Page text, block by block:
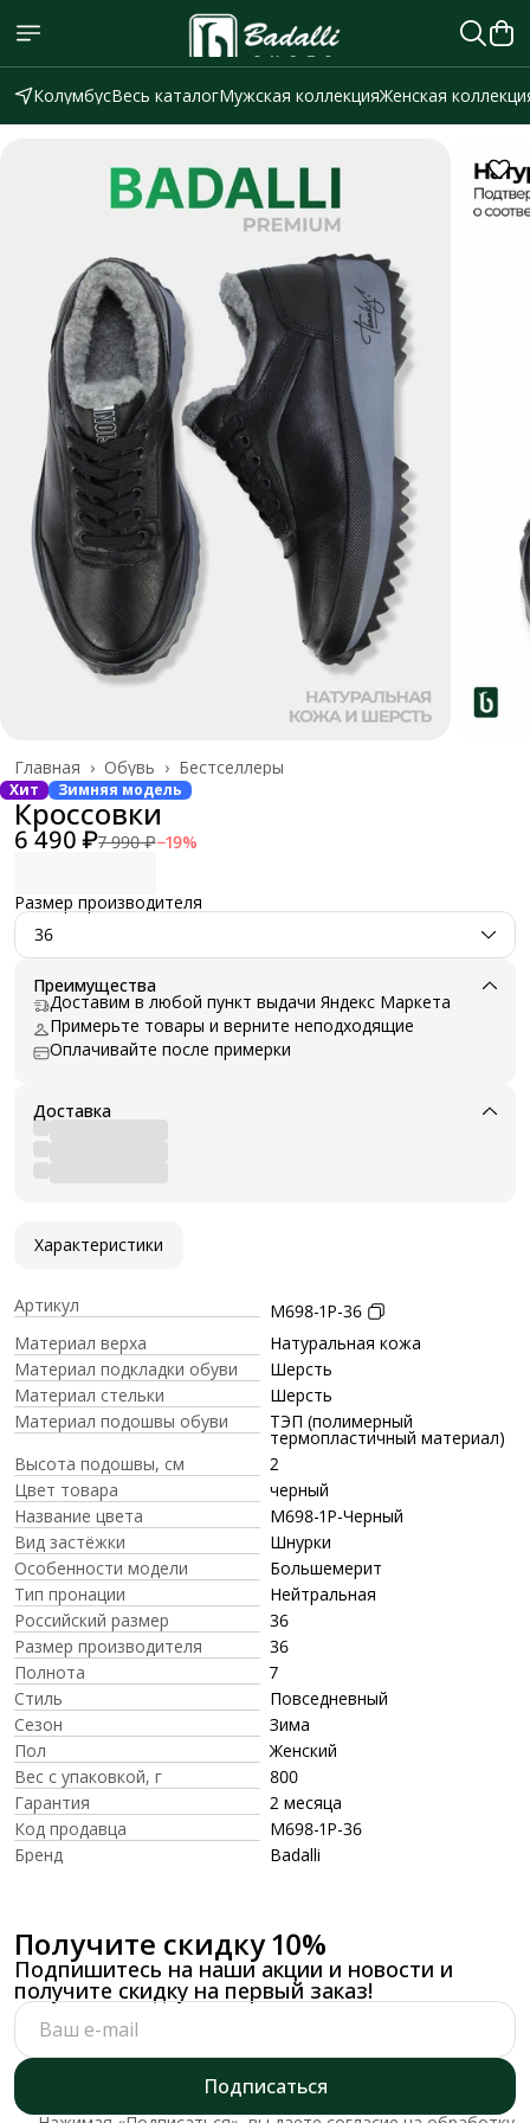
КолумбусВесь каталогМужская коллекцияЖенская
Бестселлеры
Обувь ›
Главная ›
Хит Зимняя модель
Кроссовки
6 490 ₽7 990 ₽−19%
Размер производителя
36
Преимущества
Доставим в любой пункт выдачи Яндекс Маркета
Примерьте товары и верните неподходящие
Оплачивайте после примерки
Доставка
Характеристики
Артикул
M698-1P-36
Материал верха
Натуральная кожа
Материал подкладки обуви
Шерсть
Материал стельки
Шерсть
Материал подошвы обуви
ТЭП (полимерный
термопластичный материал)
Высота подошвы, см
2
Цвет товара
черный
Название цвета
M698-1P-Черный
Вид застёжки
Шнурки
Особенности модели
Большемерит
Тип пронации
Нейтральная
Российский размер
36
Размер производителя
36
Полнота
7
Стиль
Повседневный
Сезон
Зима
Пол
Женский
Вес с упаковкой, г
800
Гарантия
2 месяца
Код продавца
M698-1P-36
Бренд
Badalli
Получите скидку 10%
Подпишитесь на наши акции и новости и
получите скидку на первый заказ!
Подписаться